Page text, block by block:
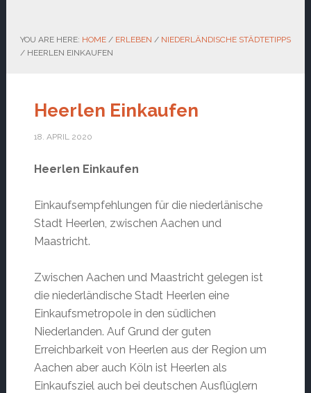
YOU ARE HERE: HOME / ERLEBEN / NIEDERLÄNDISCHE STÄDTETIPPS
/HEERLEN EINKAUFEN
Heerlen Einkaufen
18. APRIL 2020
Heerlen Einkaufen
Einkaufsempfehlungen für die niederlänische
Stadt Heerlen, zwischen Aachen und
Maastricht.
Zwischen Aachen und Maastricht gelegen ist
die niederländische Stadt Heerlen eine
Einkaufsmetropole in den südlichen
Niederlanden. Auf Grund der guten
Erreichbarkeit von Heerlen aus der Region um
Aachen aber auch Köln ist Heerlen als
Einkaufsziel auch bei deutschen Ausflüglern